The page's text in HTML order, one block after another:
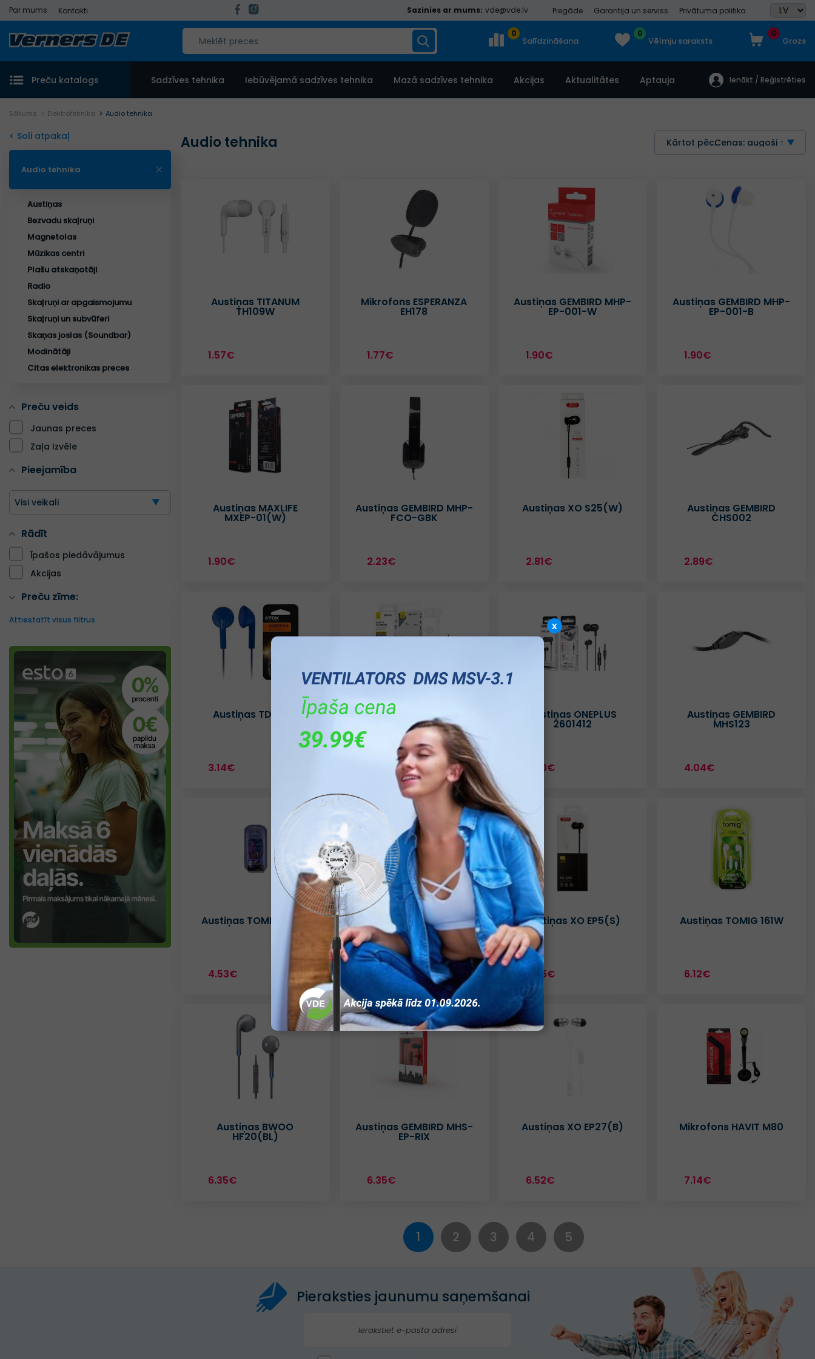
Par mums Kontakti Sazinies ar mums: vde@vde.lv Piegāde Garantija un serviss Privātuma politika
0
Salīdzināšana
0
Vēlmju saraksts
0
Grozs
Preču katalogs Sadzīves tehnika Iebūvējamā sadzīves tehnika Mazā sadzīves tehnika Akcijas Aktualitātes Aptauja Ienākt / Reģistrēties
Sākums Elektrotehnika Audio tehnika
< Soli atpakaļ
Audio tehnika
Austiņas
Bezvadu skaļruņi
Magnetolas
Mūzikas centri
Plašu atskaņotāji
Radio
Skaļruņi ar apgaismojumu
Skaļruņi un subvūferi
Skaņas joslas (Soundbar)
Modinātāji
Citas elektronikas preces
Preču veids
Jaunas preces
Zaļa Izvēle
Pieejamība
Visi veikali
Rādīt
Īpašos piedāvājumus
Akcijas
Preču zīme:
Attiestatīt visus filtrus
Audio tehnika Kārtot pēc:Cenas: augoši ↑
Austiņas TITANUM
TH109W
1.57€
Mikrofons ESPERANZA
EH178
1.77€
Austiņas GEMBIRD MHP-
EP-001-W
1.90€
Austiņas GEMBIRD MHP-
EP-001-B
1.90€
Austiņas MAXLIFE
MXEP-01(W)
1.90€
Austiņas GEMBIRD MHP-
FCO-GBK
2.23€
Austiņas XO S25(W)
2.81€
Austiņas GEMBIRD
CHS002
2.89€
Austiņas TDK EB5
3.14€
Austiņas ONEPLUS
2601411
3.30€
Austiņas ONEPLUS
2601412
3.30€
Austiņas GEMBIRD
MHS123
4.04€
Austiņas TOMIG 168BE
4.53€
Austiņas XO EP7
4.83€
Austiņas XO EP5(S)
5.45€
Austiņas TOMIG 161W
6.12€
Austiņas BWOO
HF20(BL)
6.35€
Austiņas GEMBIRD MHS-
EP-RIX
6.35€
Austiņas XO EP27(B)
6.52€
Mikrofons HAVIT M80
7.14€
1 2 3 4 5
Pieraksties jaunumu saņemšanai
x